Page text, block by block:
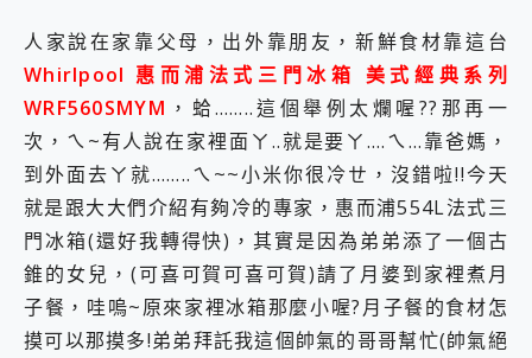
自帶線的 有線無線都能充 ONPRO MagReact M5 10000mAh 5合1 磁吸無線急速行動電源 開箱 評測
飛利浦 JS7310 ⚡【電急便｜行動儲能救車電源】 可靠的旅行夥伴！帶給您優異的安全性與強大供電效能
是螢幕也是電視! 一機超多用途「MSI微星 Modern MD272UPSW 27型」 4K IPS 輕薄商用智慧聯網螢幕 開箱 評測
您的專屬AI 助手 Yoga Slim 7 Aura Edition 觸控AI筆電 開箱 評測
realme 14 Pro 超硬軍規、冰感變色實測，realme 14 5G 遊戲戰鬥值爆表，效能x娛樂全都要！
動靜皆宜「HUAWEI FreeArc」開放式耳掛耳機，無感配戴! 超穩超服貼，音質、通話也很優質
好玩好拍 vivo V50 ~ 口袋裡的 Zeiss 潮流攝影棚!
25種洗烘模式一機搞定! Roborock 衣莉莎白 H1 Neo分子篩洗脫烘 AI 滾筒洗衣機
給 MSI Claw 系列電競掌機 最完美的家 MSI Nest Docking Station 掌機專屬擴充底座 開箱 評測
2億 APO蔡司長焦神機降臨~ vivo X200 Pro、vivo X200 就是這麼好拍
EaseUS Vocal Remover 免費線上去聲器一鍵去除人聲 人聲 音樂分離 2024 消除人聲推薦
人家說在家靠父母，出外靠朋友，新鮮食材靠這台
Whirlpool 惠而浦法式三門冰箱 美式經典系列
WRF560SMYM ，蛤……..這個舉例太爛喔??那再一
次，ㄟ~有人說在家裡面ㄚ..就是要ㄚ….ㄟ…靠爸媽，
到外面去ㄚ就……..ㄟ~~小米你很冷ㄝ，沒錯啦!!今天
就是跟大大們介紹有夠冷的專家，惠而浦554L法式三
門冰箱(還好我轉得快)，其實是因為弟弟添了一個古
錐的女兒，(可喜可賀可喜可賀)請了月婆到家裡煮月
子餐，哇嗚~原來家裡冰箱那麼小喔?月子餐的食材怎
摸可以那摸多!弟弟拜託我這個帥氣的哥哥幫忙(帥氣絕